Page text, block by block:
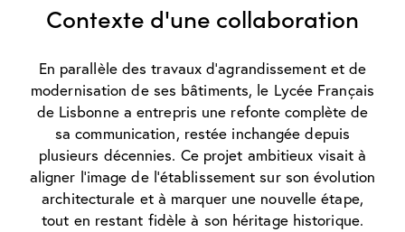
Contexte d'une collaboration
En parallèle des travaux d’agrandissement et de
modernisation de ses bâtiments, le Lycée Français
de Lisbonne a entrepris une refonte complète de
sa communication, restée inchangée depuis
plusieurs décennies. Ce projet ambitieux visait à
aligner l’image de l’établissement sur son évolution
architecturale et à marquer une nouvelle étape,
tout en restant fidèle à son héritage historique.